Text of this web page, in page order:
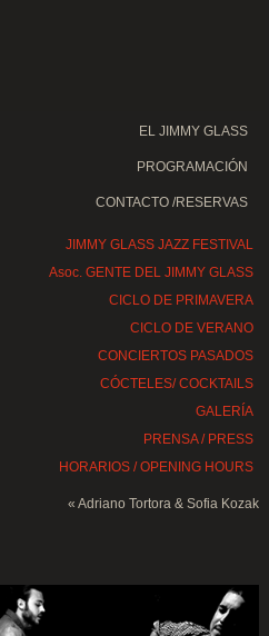
EL JIMMY GLASS
PROGRAMACIÓN
CONTACTO /RESERVAS
JIMMY GLASS JAZZ FESTIVAL
Asoc. GENTE DEL JIMMY GLASS
CICLO DE PRIMAVERA
CICLO DE VERANO
CONCIERTOS PASADOS
CÓCTELES/ COCKTAILS
GALERÍA
PRENSA / PRESS
HORARIOS / OPENING HOURS
« Adriano Tortora & Sofia Kozak